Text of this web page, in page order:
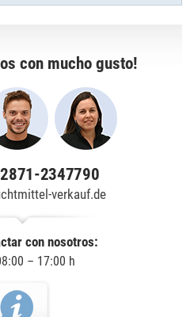
con mucho gusto!
2347790
verkauf.de
con nosotros:
– 17:00 h